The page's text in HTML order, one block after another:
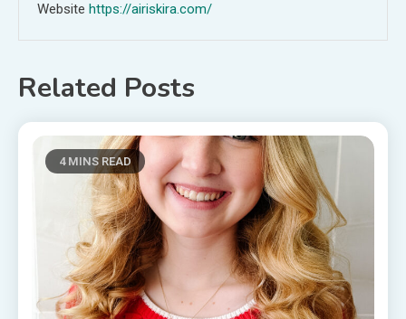
Website https://airiskira.com/
Related Posts
4 MINS READ